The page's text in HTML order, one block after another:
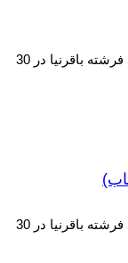
کلاس آنلاین درس ریاضی پایه هفتم توسط استاد فرشته باقرنیا در 30
کلاس آنلاین درس ریاضی پایه هفتم توسط استاد فرشته باقرنیا در 30